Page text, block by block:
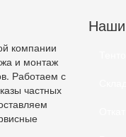
компании
и монтаж
Работаем с
частных
Наши